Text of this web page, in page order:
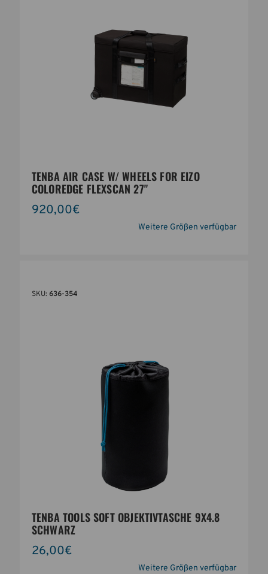
TENBA AIR CASE W/ WHEELS FOR EIZO
COLOREDGE FLEXSCAN 27"
920,00€
Weitere Größen verfügbar
SKU: 636-354
TENBA TOOLS SOFT OBJEKTIVTASCHE 9X4.8
SCHWARZ
26,00€
Weitere Größen verfügbar